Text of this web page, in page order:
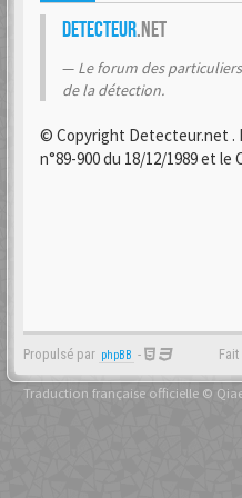
Detecteur.net
Le forum des
de la détection.
© Copyright Detecteur.net .
n°89-900 du 18/12/1989 et le
Propulsé par phpBB -
Traduction française officielle ©